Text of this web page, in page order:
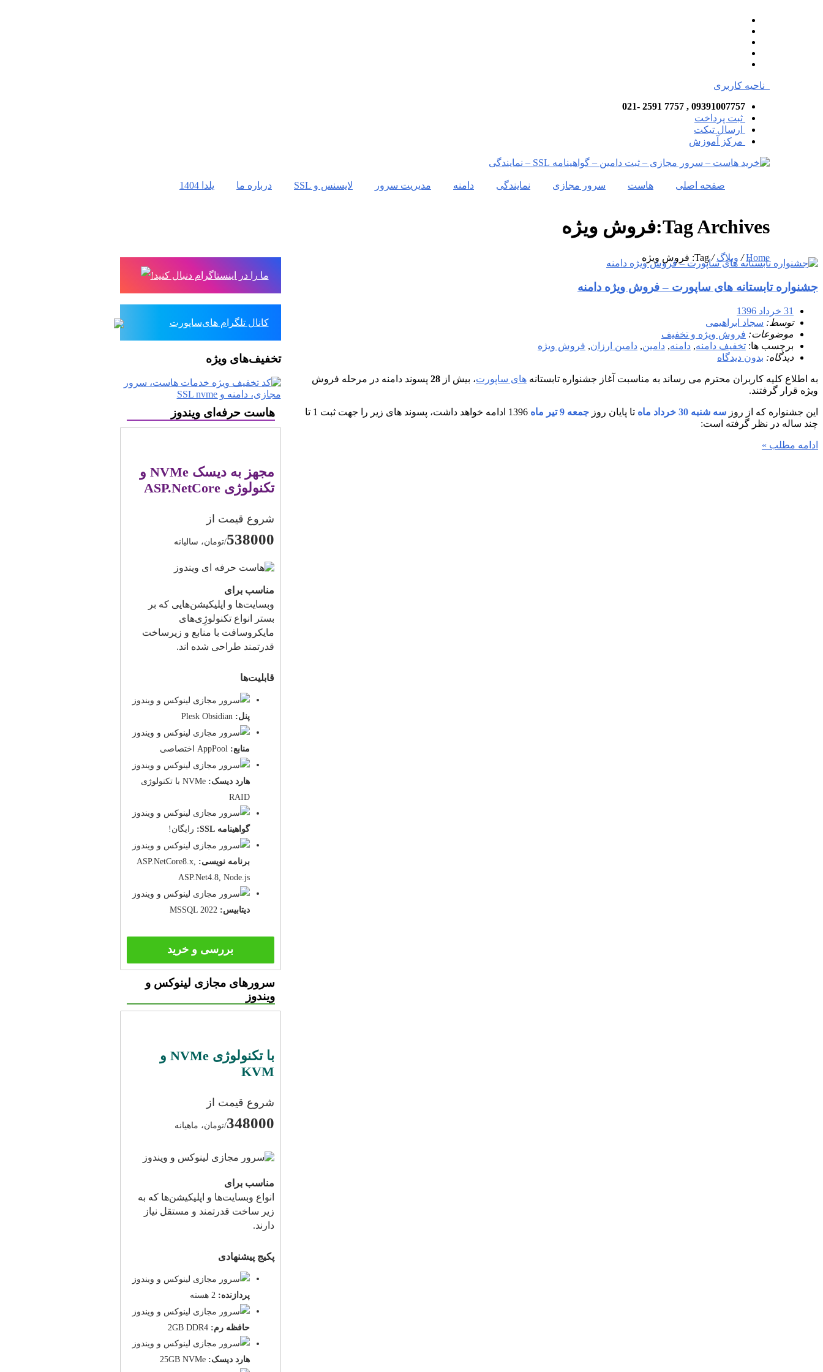
ناحیه کاربری
09391007757 , 7757 2591 -021
ثبت پرداخت
ارسال تیکت
مرکز آموزش
صفحه اصلی هاست سرور مجازی نمایندگی دامنه مدیریت سرور لایسنس و SSL درباره ما یلدا 1404
Tag Archives:فروش ویژه
Home
/ وبلاگ / Tag: فروش ویژه
جشنواره تابستانه های ساپورت – فروش ویژه دامنه
31 خرداد 1396
توسط: سجاد ابراهیمی
موضوعات: فروش ویژه و تخفیف
برچسب ها: تخفیف دامنه, دامنه, دامین, دامین ارزان, فروش ویژه
دیدگاه: بدون دیدگاه
به اطلاع کلیه کاربران محترم می رساند به مناسبت آغاز جشنواره تابستانه های ساپورت، بیش از 28 پسوند دامنه در مرحله فروش
ویژه قرار گرفتند.
این جشنواره که از روز سه شنبه 30 خرداد ماه تا پایان روز جمعه 9 تیر ماه
1396 ادامه خواهد داشت، پسوند های زیر را جهت ثبت 1 تا
چند ساله در نظر گرفته است:
ادامه مطلب »
ما را در اینستاگرام دنبال کنید!
کانال تلگرام های‌ساپورت
تخفیف‌های ویژه
هاست حرفه‌ای ویندوز
مجهز به دیسک NVMe و
تکنولوژی ASP.NetCore
شروع قیمت از
538000/تومان، سالیانه
مناسب برای
وبسایت‌ها و اپلیکیشن‌هایی که بر
بستر انواع تکنولوژِی‌های
مایکروسافت با منابع و زیرساخت
قدرتمند طراحی شده اند.
قابلیت‌ها
پنل: Plesk Obsidian
منابع:
هارد دیسک:
NVMe با تکنولوژی
RAID
گواهینامه SSL: رایگان!
برنامه نویسی: ASP.NetCore8.x,
ASP.Net4.8, Node.js
دیتابیس: MSSQL 2022
بررسی و خرید
سرورهای مجازی لینوکس و
ویندوز
با تکنولوژی NVMe و
KVM
شروع قیمت از
348000/تومان، ماهیانه
مناسب برای
انواع وبسایت‌ها و اپلیکیشن‌ها که به
زیر ساخت قدرتمند و مستقل نیاز
دارند.
پکیج پیشنهادی
پردازنده:
حافظه رم: 2GB DDR4
هارد دیسک: 25GB NVMe